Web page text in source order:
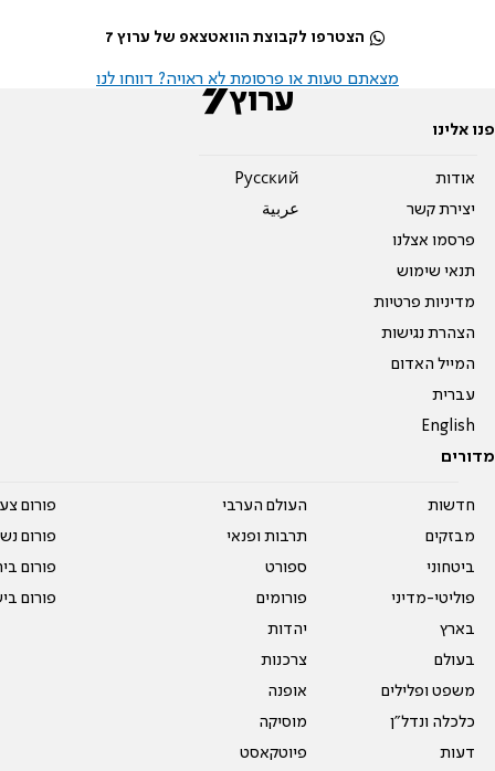
הצטרפו לקבוצת הוואטצאפ של ערוץ 7
מצאתם טעות או פרסומת לא ראויה? דווחו לנו
פנו אלינו
אודות
יצירת קשר
פרסמו אצלנו
תנאי שימוש
מדיניות פרטיות
הצהרת נגישות
המייל האדום
עברית
English
Pусский
عربية
מדורים
חדשות
מבזקים
ביטחוני
פוליטי-מדיני
בארץ
בעולם
משפט ופלילים
כלכלה ונדל"ן
דעות
העולם הערבי
תרבות ופנאי
ספורט
פורומים
יהדות
צרכנות
אופנה
מוסיקה
פיוטקאסט
פורום
פורום
פורום
פורום